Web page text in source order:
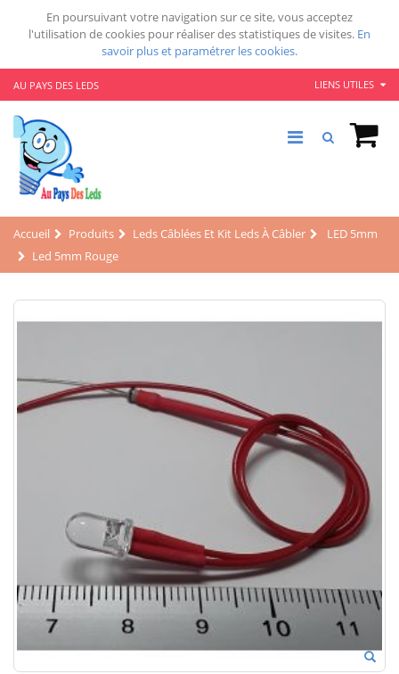
En poursuivant votre navigation sur ce site, vous acceptez
l'utilisation de cookies pour réaliser des statistiques de visites. En
savoir plus et paramétrer les cookies.
AU PAYS DES LEDS LIENS UTILES
Accueil Produits Leds Câblées Et Kit Leds À Câbler
LED 5mm
Led 5mm Rouge